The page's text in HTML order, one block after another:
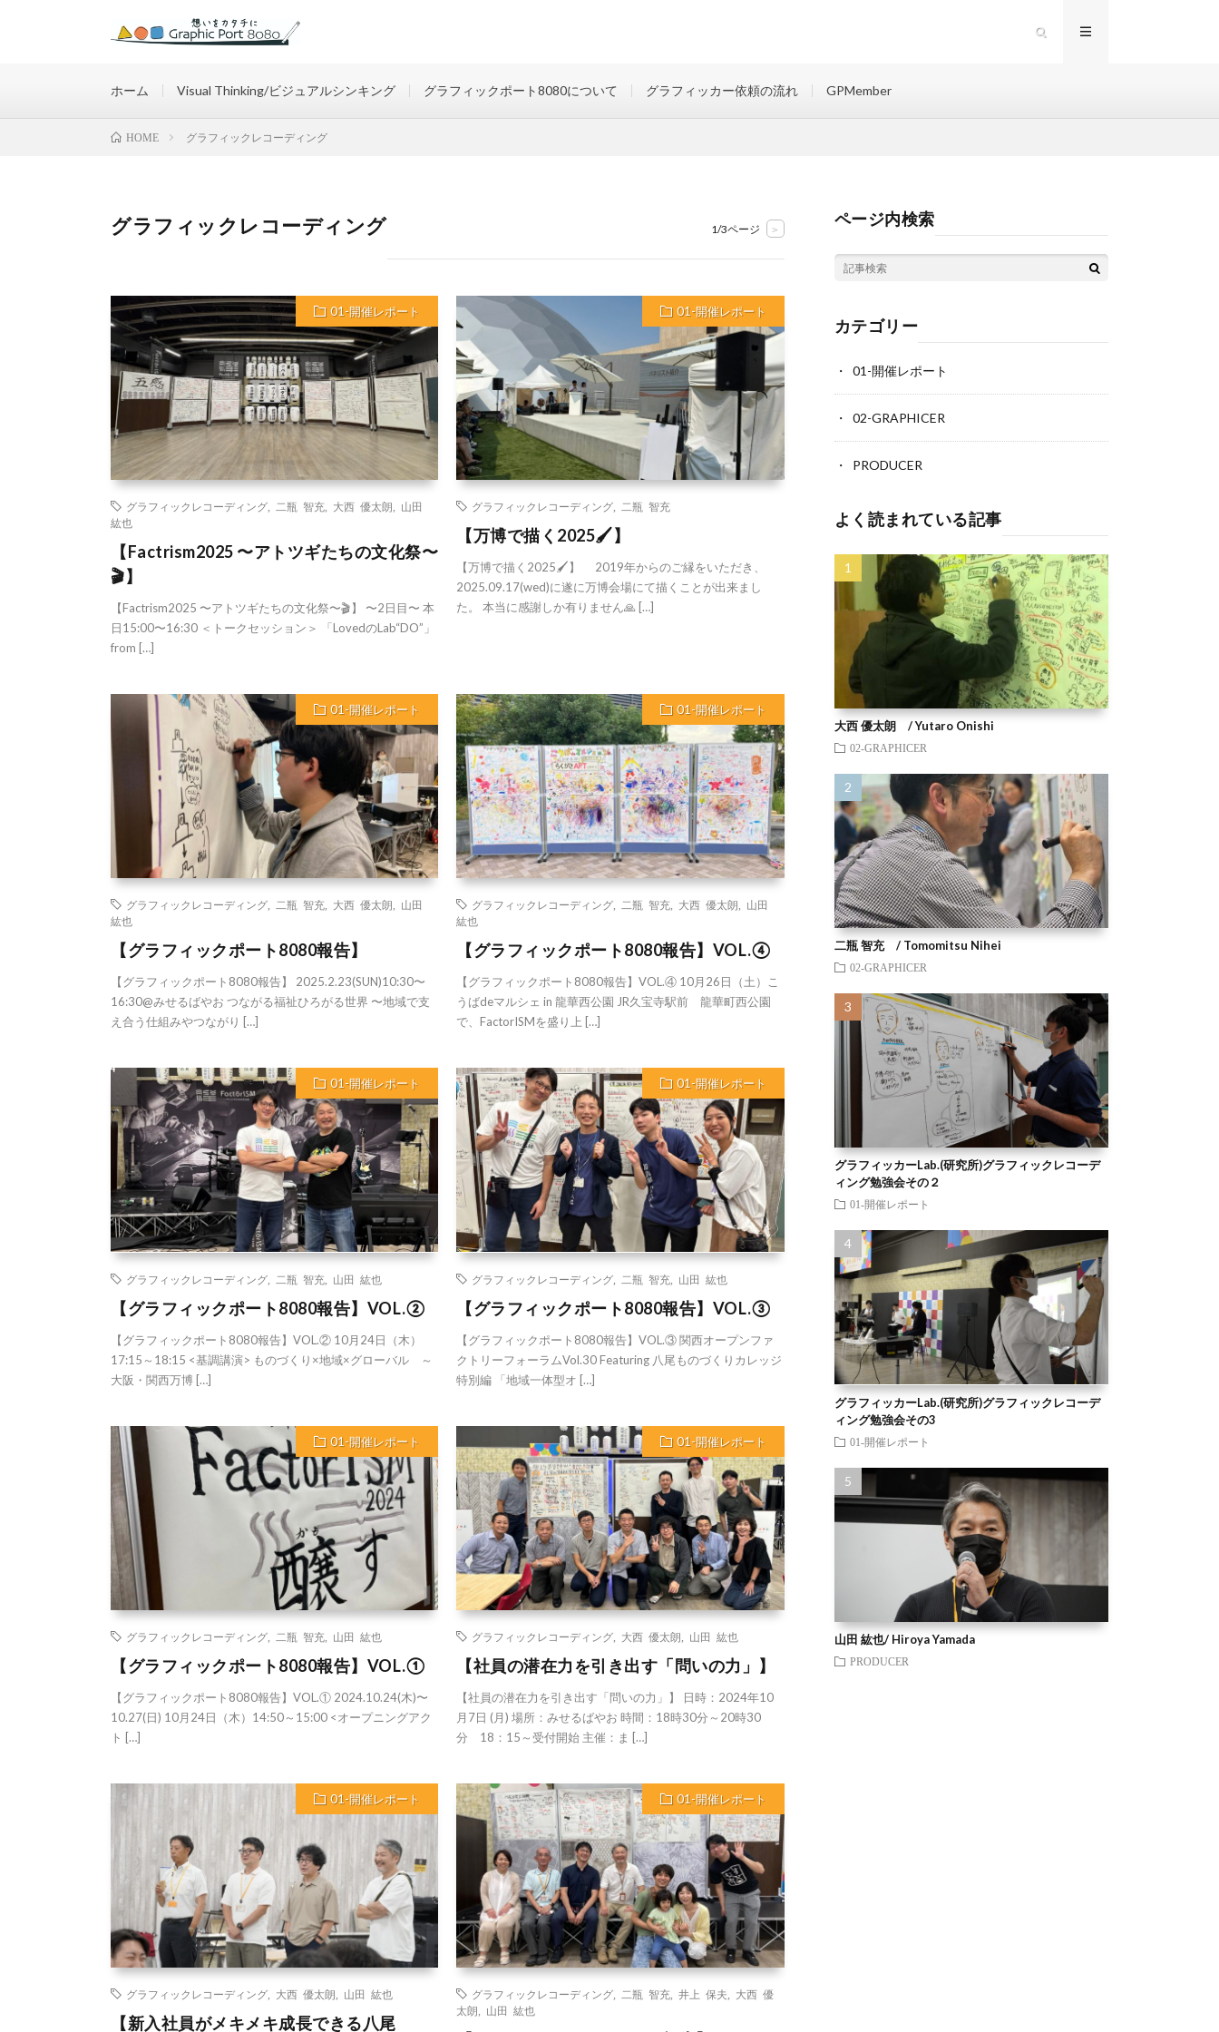
ホーム Visual Thinking/ビジュアルシンキング グラフィックポート8080について グラフィッカー依頼の流れ GPMember
HOME グラフィックレコーディング
グラフィックレコーディング 1/3ページ >
01-開催レポート
グラフィックレコーディング 二瓶 智充 大西 優太朗
山田
紘也
【Factrism2025 〜アトツギたちの文化祭〜
🎬】
【Factrism2025 〜アトツギたちの文化祭〜🎬】 〜2日目〜 本
日15:00〜16:30 ＜トークセッション＞ 「LovedのLab“DO”」
from […]
01-開催レポート
グラフィックレコーディング 二瓶 智充
【万博で描く2025🖌️】
【万博で描く2025🖌️】 2019年からのご縁をいただき、
2025.09.17(wed)に遂に万博会場にて描くことが出来まし
た。 本当に感謝しか有りません🙏 […]
01-開催レポート
グラフィックレコーディング 二瓶 智充 大西 優太朗
山田
紘也
【グラフィックポート8080報告】
【グラフィックポート8080報告】 2025.2.23(SUN)10:30〜
16:30@みせるばやお つながる福祉ひろがる世界 〜地域で支
え合う仕組みやつながり […]
01-開催レポート
グラフィックレコーディング 二瓶 智充 大西 優太朗
山田
紘也
【グラフィックポート8080報告】VOL.④
【グラフィックポート8080報告】VOL.④ 10月26日（土）こ
うばdeマルシェ in 龍華西公園 JR久宝寺駅前 龍華町西公園
で、FactorISMを盛り上 […]
01-開催レポート
グラフィックレコーディング 二瓶 智充 山田 紘也
【グラフィックポート8080報告】VOL.②
【グラフィックポート8080報告】VOL.② 10月24日（木）
17:15～18:15 <基調講演> ものづくり×地域×グローバル ～
大阪・関西万博 […]
01-開催レポート
グラフィックレコーディング 二瓶 智充 山田 紘也
【グラフィックポート8080報告】VOL.③
【グラフィックポート8080報告】VOL.③ 関西オープンファ
クトリーフォーラムVol.30 Featuring 八尾ものづくりカレッジ
特別編 「地域一体型オ […]
01-開催レポート
グラフィックレコーディング 二瓶 智充 山田 紘也
【グラフィックポート8080報告】VOL.①
【グラフィックポート8080報告】VOL.① 2024.10.24(木)〜
10.27(日) 10月24日（木）14:50～15:00 <オープニングアク
ト […]
01-開催レポート
グラフィックレコーディング 大西 優太朗 山田 紘也
【社員の潜在力を引き出す「問いの力」】
【社員の潜在力を引き出す「問いの力」】 日時：2024年10
月7日 (月) 場所：みせるばやお 時間：18時30分～20時30
分 18：15～受付開始 主催：ま […]
01-開催レポート
グラフィックレコーディング 大西 優太朗 山田 紘也
【新入社員がメキメキ成長できる八尾
01-開催レポート
グラフィックレコーディング 二瓶 智充 ,井上 保夫
大西 優
太朗
山田 紘也
ページ内検索
カテゴリー
01-開催レポート
02-GRAPHICER
PRODUCER
よく読まれている記事
大西 優太朗 / Yutaro Onishi
02-GRAPHICER
二瓶 智充 / Tomomitsu Nihei
02-GRAPHICER
グラフィッカーLab.(研究所)グラフィックレコーデ
ィング勉強会その２
01-開催レポート
グラフィッカーLab.(研究所)グラフィックレコーデ
ィング勉強会その3
01-開催レポート
山田 紘也/ Hiroya Yamada
PRODUCER